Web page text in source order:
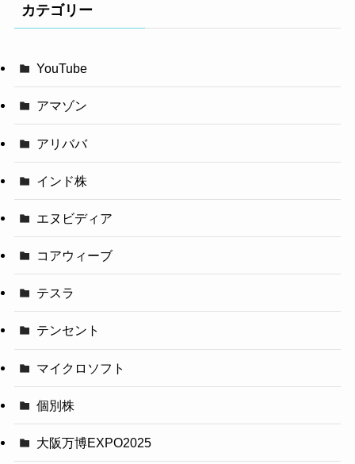
カテゴリー
YouTube
アマゾン
アリババ
インド株
エヌビディア
コアウィーブ
テスラ
テンセント
マイクロソフト
個別株
大阪万博EXPO2025